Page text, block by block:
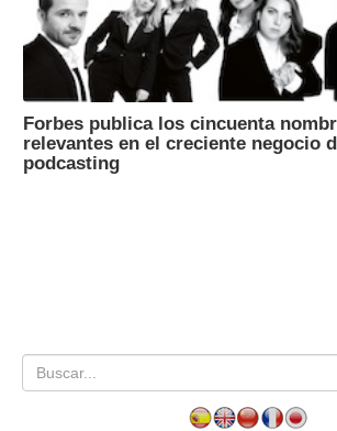
Forbes publica los cincuenta
relevantes en el creciente negocio
podcasting